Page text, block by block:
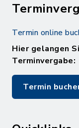
Termin online
Hier gelangen
Terminvergabe:
Termin